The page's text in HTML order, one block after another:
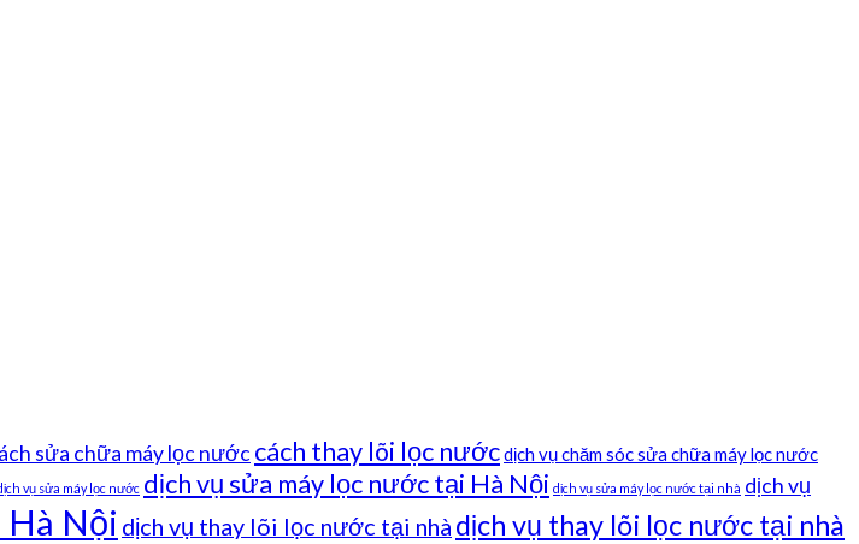
sửa chữa máy lọc nước cách thay lõi lọc nướcdịch vụ chăm sóc sửa chữa máy lọc nước
vụ sửa máy lọc nước dịch vụ sửa máy lọc nước tại Hà Nội dịch vụ sửa máy lọc nước tại nhà dịch vụ
Nội dịch vụ thay lõi lọc nước tại nhà dịch vụ thay lõi lọc nước tại nhà